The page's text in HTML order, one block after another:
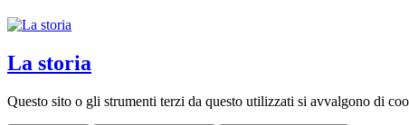
La storia
Questo sito o gli strumenti terzi da questo utilizzati si avvalgono di